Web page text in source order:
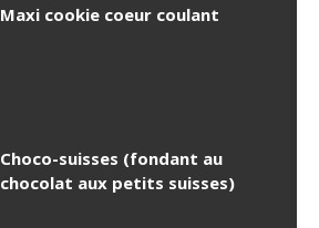
Maxi cookie coeur coulant
Choco-suisses (fondant au
chocolat aux petits suisses)